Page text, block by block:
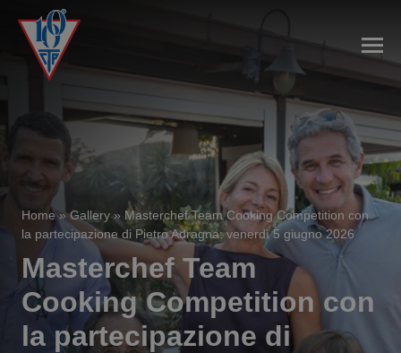
Home»Gallery » Masterchef Team Cooking Competition con
la partecipazione di Pietro Adragna: venerdì 5 giugno 2026
Masterchef Team
Cooking Competition con
la partecipazione di